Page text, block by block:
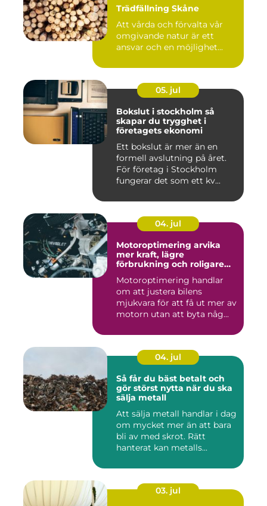
Trädfällning Skåne
Att vårda och förvalta vår
omgivande natur är ett
ansvar och en möjlighet...
05. jul
Bokslut i stockholm så
skapar du trygghet i
företagets ekonomi
Ett bokslut är mer än en
formell avslutning på året.
För företag i Stockholm
fungerar det som ett kv...
04. jul
Motoroptimering arvika
mer kraft, lägre
förbrukning och roligare
Motoroptimering handlar
om att justera bilens
mjukvara för att få ut mer av
motorn utan att byta någ...
04. jul
Så får du bäst betalt och
gör störst nytta när du ska
sälja metall
Att sälja metall handlar i dag
om mycket mer än att bara
bli av med skrot. Rätt
hanterat kan metalls...
03. jul